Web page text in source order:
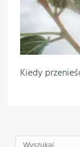
Kiedy